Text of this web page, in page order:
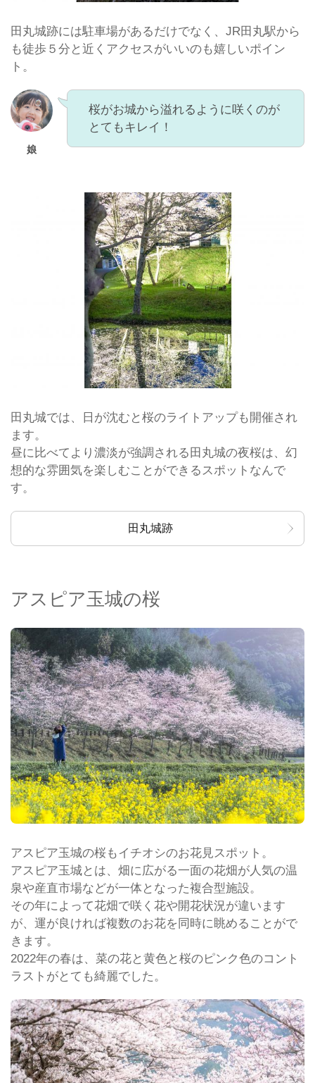
田丸城跡には駐車場があるだけでなく、JR田丸駅から
も徒歩５分と近くアクセスがいいのも嬉しいポイン
ト。
娘
桜がお城から溢れるように咲くのが
とてもキレイ！
田丸城では、日が沈むと桜のライトアップも開催され
ます。
昼に比べてより濃淡が強調される田丸城の夜桜は、幻
想的な雰囲気を楽しむことができるスポットなんで
す。
田丸城跡
アスピア玉城の桜
アスピア玉城の桜もイチオシのお花見スポット。
アスピア玉城とは、畑に広がる一面の花畑が人気の温
泉や産直市場などが一体となった複合型施設。
その年によって花畑で咲く花や開花状況が違います
が、運が良ければ複数のお花を同時に眺めることがで
きます。
2022年の春は、菜の花と黄色と桜のピンク色のコント
ラストがとても綺麗でした。